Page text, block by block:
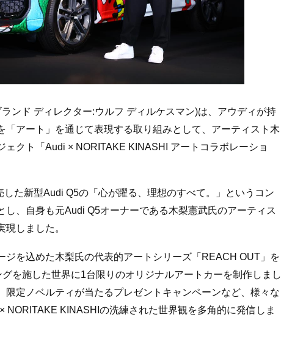
ンド ディレクター:ウルフ ディルケスマン)は、アウディが持
「アート」を通じて表現する取り組みとして、アーティスト木
クト「Audi × NORITAKE KINASHI アートコラボレーショ
た新型Audi Q5の「心が躍る、理想のすべて。」というコン
し、自身も元Audi Q5オーナーである木梨憲武氏のアーティス
現しました。
ジを込めた木梨氏の代表的アートシリーズ「REACH OUT」を
を施した世界に1台限りのオリジナルアートカーを制作しまし
限定ノベルティが当たるプレゼントキャンペーンなど、様々な
NORITAKE KINASHIの洗練された世界観を多角的に発信しま